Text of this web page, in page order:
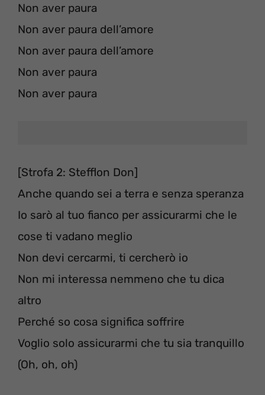
Non aver paura
Non aver paura dell’amore
Non aver paura dell’amore
Non aver paura
Non aver paura
[Strofa 2: Stefflon Don]
Anche quando sei a terra e senza speranza
Io sarò al tuo fianco per assicurarmi che le
cose ti vadano meglio
Non devi cercarmi, ti cercherò io
Non mi interessa nemmeno che tu dica
altro
Perché so cosa significa soffrire
Voglio solo assicurarmi che tu sia tranquillo
(Oh, oh, oh)